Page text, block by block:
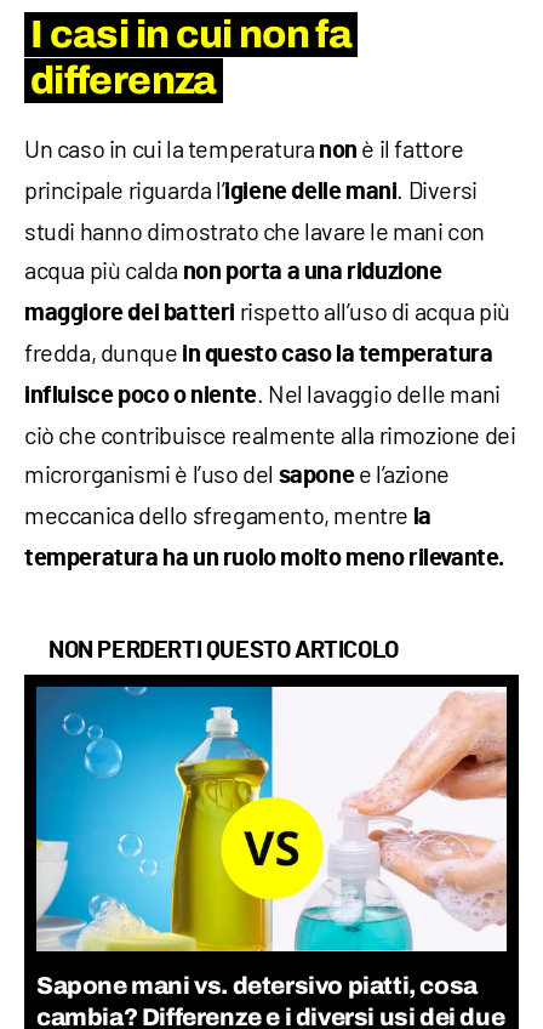
I casi in cui non fa
differenza
Un caso in cui la temperatura non è il fattore
principale riguarda l’igiene delle mani. Diversi
studi hanno dimostrato che lavare le mani con
acqua più calda non porta a una riduzione
maggiore dei batteri rispetto all’uso di acqua più
fredda, dunque in questo caso la temperatura
influisce poco o niente. Nel lavaggio delle mani
ciò che contribuisce realmente alla rimozione dei
microrganismi è l’uso del sapone e l’azione
meccanica dello sfregamento, mentre la
temperatura ha un ruolo molto meno rilevante.
NON PERDERTI QUESTO ARTICOLO
Sapone mani vs. detersivo piatti, cosa
cambia? Differenze e i diversi usi dei due